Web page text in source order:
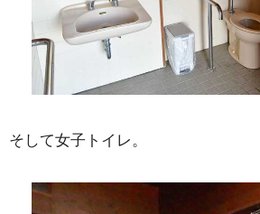
そして女子トイレ。